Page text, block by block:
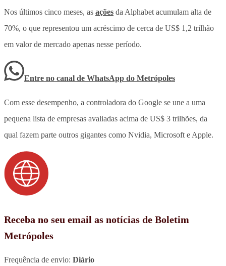
Nos últimos cinco meses, as ações da Alphabet acumulam alta de
70%, o que representou um acréscimo de cerca de US$ 1,2 trilhão
em valor de mercado apenas nesse período.
Entre no canal de WhatsApp do Metrópoles
Com esse desempenho, a controladora do Google se une a uma
pequena lista de empresas avaliadas acima de US$ 3 trilhões, da
qual fazem parte outros gigantes como Nvidia, Microsoft e Apple.
Receba no seu email as notícias de Boletim
Metrópoles
Frequência de envio: Diário